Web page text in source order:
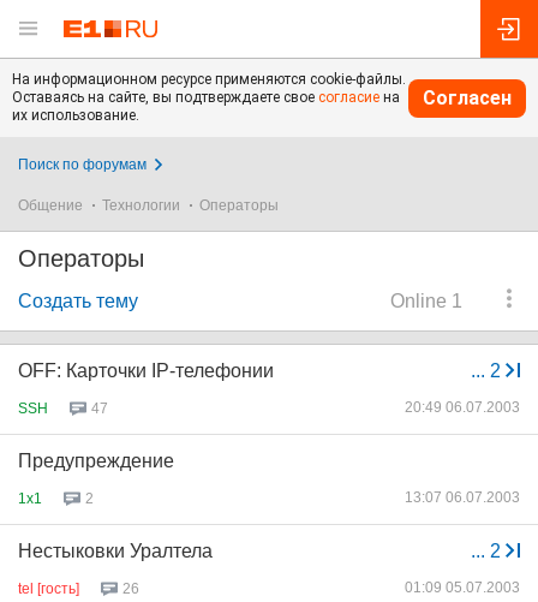
На информационном ресурсе применяются cookie-файлы.
Оставаясь на сайте, вы подтверждаете свое согласие на
их использование.
Согласен
Поиск по форумам
Общение Технологии Операторы
Операторы
Online 1
Создать тему
... 2
OFF: Карточки IP-телефонии
SSH 47 20:49 06.07.2003
Предупреждение
1x1 2 13:07 06.07.2003
... 2
Нестыковки Уралтела
tel [гость] 26 01:09 05.07.2003